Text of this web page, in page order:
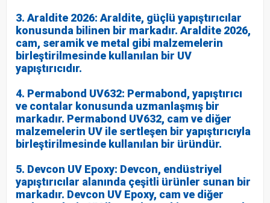
3. Araldite 2026: Araldite, güçlü yapıştırıcılar
konusunda bilinen bir markadır. Araldite 2026,
cam, seramik ve metal gibi malzemelerin
birleştirilmesinde kullanılan bir UV
yapıştırıcıdır.
4. Permabond UV632: Permabond, yapıştırıcı
ve contalar konusunda uzmanlaşmış bir
markadır. Permabond UV632, cam ve diğer
malzemelerin UV ile sertleşen bir yapıştırıcıyla
birleştirilmesinde kullanılan bir üründür.
5. Devcon UV Epoxy: Devcon, endüstriyel
yapıştırıcılar alanında çeşitli ürünler sunan bir
markadır. Devcon UV Epoxy, cam ve diğer